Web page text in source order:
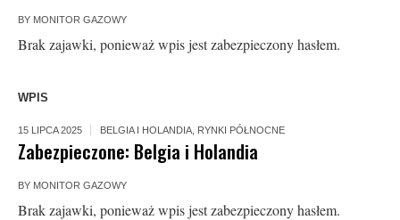
BY MONITOR GAZOWY
Brak zajawki, ponieważ wpis jest zabezpieczony hasłem.
WPIS
15 LIPCA 2025 BELGIA I HOLANDIA RYNKI PÓŁNOCNE
Zabezpieczone: Belgia i Holandia
BY MONITOR GAZOWY
Brak zajawki, ponieważ wpis jest zabezpieczony hasłem.